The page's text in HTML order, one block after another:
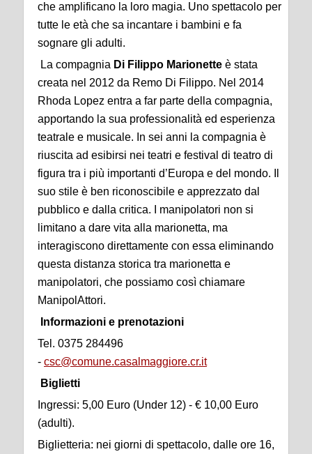
che amplificano la loro magia. Uno spettacolo per
tutte le età che sa incantare i bambini e fa
sognare gli adulti.
La compagnia Di Filippo Marionette è stata
creata nel 2012 da Remo Di Filippo. Nel 2014
Rhoda Lopez entra a far parte della compagnia,
apportando la sua professionalità ed esperienza
teatrale e musicale. In sei anni la compagnia è
riuscita ad esibirsi nei teatri e festival di teatro di
figura tra i più importanti d’Europa e del mondo. Il
suo stile è ben riconoscibile e apprezzato dal
pubblico e dalla critica. I manipolatori non si
limitano a dare vita alla marionetta, ma
interagiscono direttamente con essa eliminando
questa distanza storica tra marionetta e
manipolatori, che possiamo così chiamare
ManipolAttori.
Informazioni e prenotazioni
Tel. 0375 284496
- csc@comune.casalmaggiore.cr.it
Biglietti
Ingressi: 5,00 Euro (Under 12) - € 10,00 Euro
(adulti).
Biglietteria: nei giorni di spettacolo, dalle ore 16,